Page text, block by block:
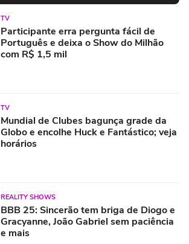
TV
Participante erra pergunta fácil de
Português e deixa o Show do Milhão
com R$ 1,5 mil
TV
Mundial de Clubes bagunça grade da
Globo e encolhe Huck e Fantástico; veja
horários
REALITY SHOWS
BBB 25: Sincerão tem briga de Diogo e
Gracyanne, João Gabriel sem paciência
e mais